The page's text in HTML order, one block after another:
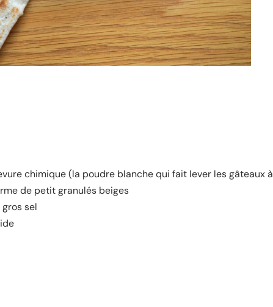
chimique (la poudre blanche qui fait lever les gâteaux à
de petit granulés beiges
sel